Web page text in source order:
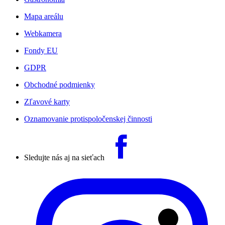
Mapa areálu
Webkamera
Fondy EU
GDPR
Obchodné podmienky
Zľavové karty
Oznamovanie protispoločenskej činnosti
Sledujte nás aj na sieťach